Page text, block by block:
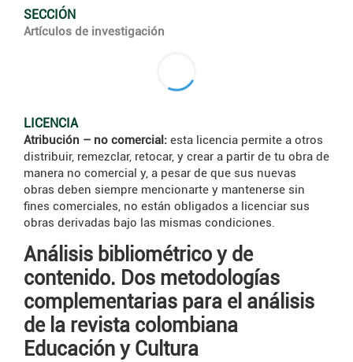
SECCIÓN
Artículos de investigación
LICENCIA
Atribución – no comercial: esta licencia permite a otros
distribuir, remezclar, retocar, y crear a partir de tu obra de
manera no comercial y, a pesar de que sus nuevas
obras deben siempre mencionarte y mantenerse sin
fines comerciales, no están obligados a licenciar sus
obras derivadas bajo las mismas condiciones.
Análisis bibliométrico y de
contenido. Dos metodologías
complementarias para el análisis
de la revista colombiana
Educación y Cultura